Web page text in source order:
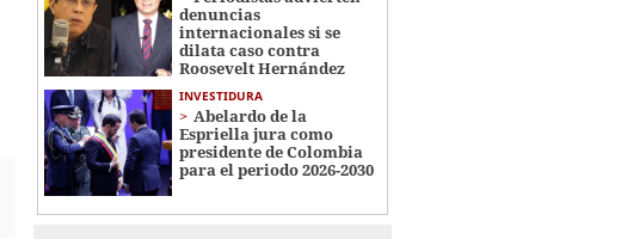
denuncias
internacionales si se
dilata caso contra
Roosevelt Hernández
INVESTIDURA
Abelardo de la
Espriella jura como
presidente de Colombia
para el periodo 2026-2030